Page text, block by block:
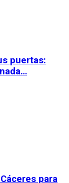
puertas:
para